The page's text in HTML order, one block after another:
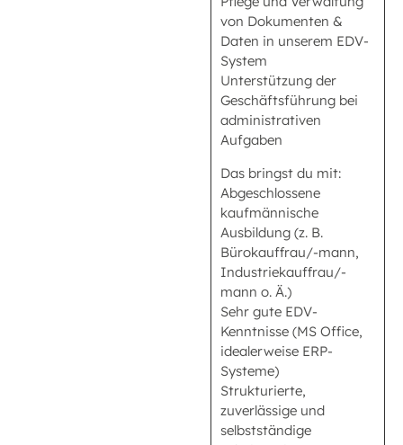
von Dokumenten &
Daten in unserem EDV-
System
Unterstützung der
Geschäftsführung bei
administrativen
Aufgaben
Das bringst du mit:
Abgeschlossene
kaufmännische
Ausbildung (z. B.
Bürokauffrau/-mann,
Industriekauffrau/-
mann o. Ä.)
Sehr gute EDV-
Kenntnisse (MS Office,
idealerweise ERP-
Systeme)
Strukturierte,
zuverlässige und
selbstständige